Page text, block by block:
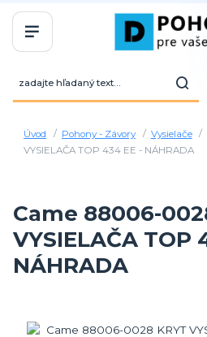
Úvod Pohony - Závory Vysielače
VYSIELAČA TOP 434 EE - NÁHRADA
Came 88006-
VYSIELAČA TOP
NÁHRADA